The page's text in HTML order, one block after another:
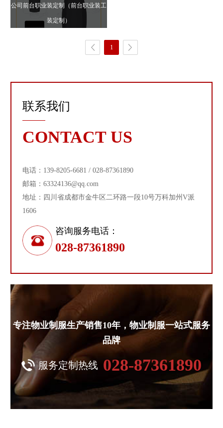
公司前台职业装定制（前台职业装工
装定制）
1
联系我们
CONTACT US
电话：139-8205-6681 / 028-87361890
邮箱：63324136@qq.com
地址：四川省成都市金牛区二环路一段10号万科加州V派
1606
咨询服务电话：
028-87361890
专注物业制服生产销售10年，物业制服一站式服务
品牌
服务定制热线 028-87361890